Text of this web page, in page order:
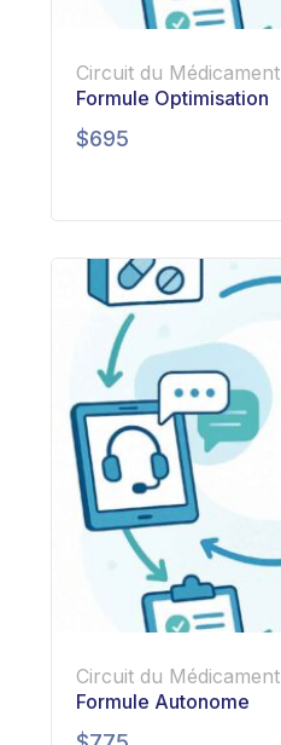
Circuit du Médicament
Formule Optimisation
$695
Circuit du Médicament
Formule Autonome